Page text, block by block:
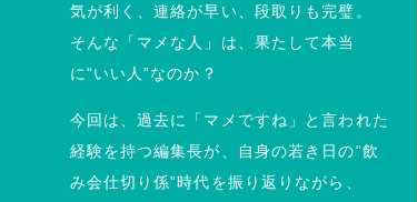
気が利く、連絡が早い、段取りも完璧。
そんな「マメな人」は、果たして本当
に“いい人”なのか？
今回は、過去に「マメですね」と言われた
経験を持つ編集長が、自身の若き日の“飲
み会仕切り係”時代を振り返りながら、